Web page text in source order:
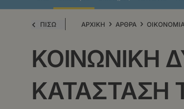
ΠΙΣΩ ΑΡΧΙΚΗ › ΑΡΘΡΑ ›
ΚΟΙΝΩΝΙΚΗ
ΚΑΤΑΣΤΑΣΗ